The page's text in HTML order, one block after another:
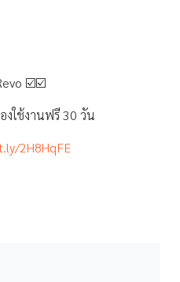
☑️☑️
งใช้งานฟรี 30 วัน
2H8HqFE